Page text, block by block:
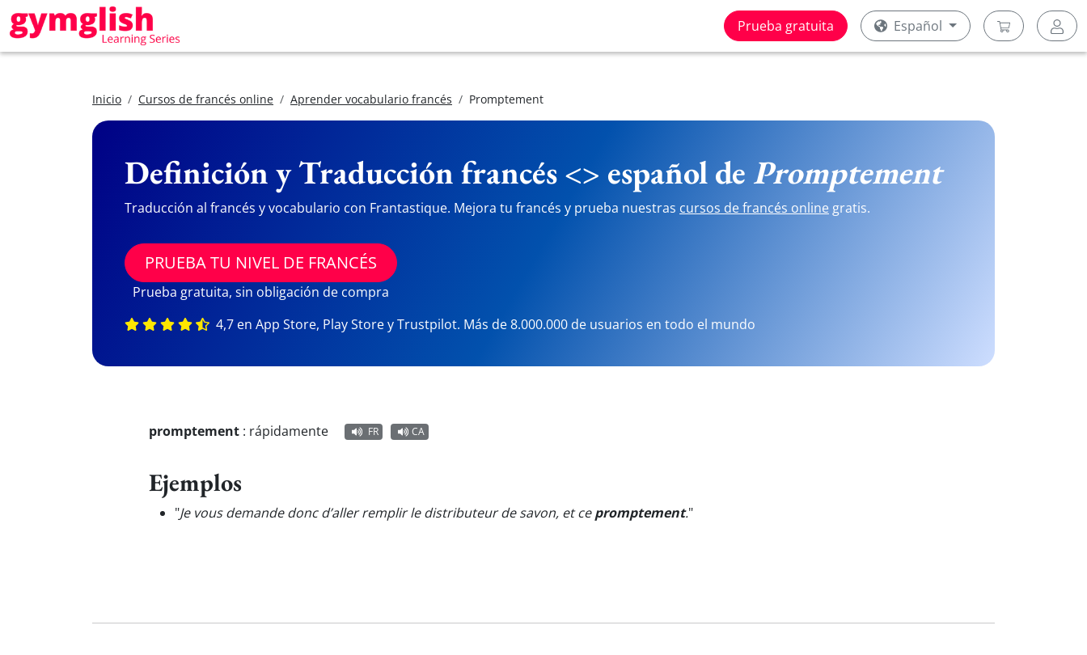
Prueba gratuita Español
Inicio Cursos de francés online Aprender vocabulario francés Promptement
Definición y Traducción francés <> español de Promptement
Traducción al francés y vocabulario con Frantastique. Mejora tu francés y prueba nuestras cursos de francés online gratis.
PRUEBA TU NIVEL DE FRANCÉS
Prueba gratuita, sin obligación de compra
4,7 en App Store, Play Store y Trustpilot. Más de 8.000.000 de usuarios en todo el mundo
promptement : rápidamente FR CA
Ejemplos
"Je vous demande donc d’aller remplir le distributeur de savon, et cepromptement."